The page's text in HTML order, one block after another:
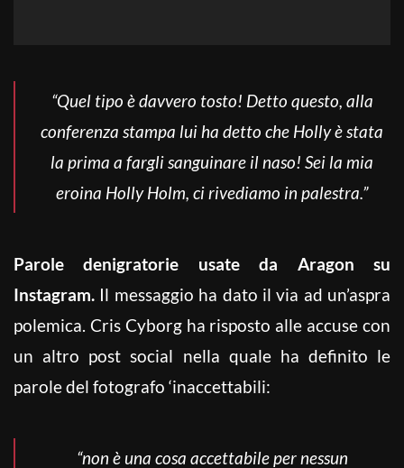
“Quel tipo è davvero tosto! Detto questo, alla
conferenza stampa lui ha detto che Holly è stata
la prima a fargli sanguinare il naso! Sei la mia
eroina Holly Holm, ci rivediamo in palestra.”
Parole denigratorie usate da Aragon su
Instagram. Il messaggio ha dato il via ad un’aspra
polemica. Cris Cyborg ha risposto alle accuse con
un altro post social nella quale ha definito le
parole del fotografo ‘inaccettabili:
“non è una cosa accettabile per nessun